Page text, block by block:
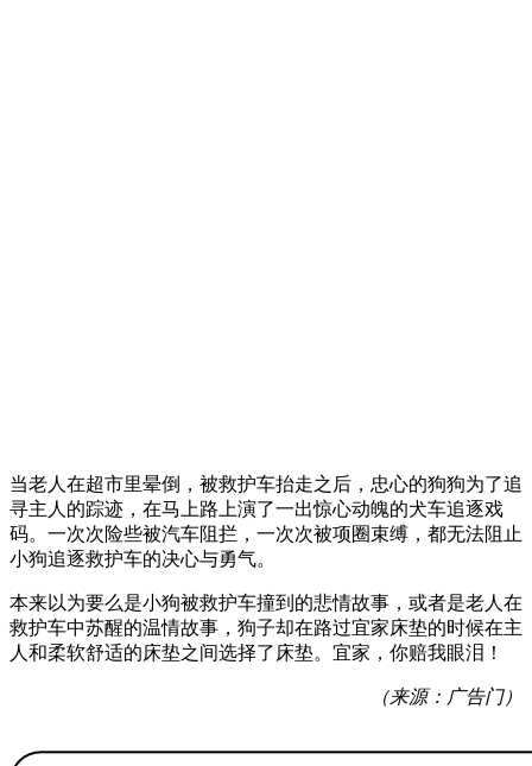
当老人在超市里晕倒，被救护车抬走之后，忠心的狗狗为了追
寻主人的踪迹，在马上路上演了一出惊心动魄的犬车追逐戏
码。一次次险些被汽车阻拦，一次次被项圈束缚，都无法阻止
小狗追逐救护车的决心与勇气。
本来以为要么是小狗被救护车撞到的悲情故事，或者是老人在
救护车中苏醒的温情故事，狗子却在路过宜家床垫的时候在主
人和柔软舒适的床垫之间选择了床垫。宜家，你赔我眼泪！
（来源：广告门）